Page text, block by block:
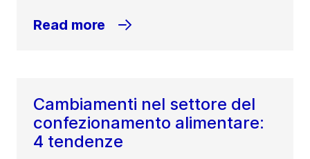
Read more
Cambiamenti nel settore del
confezionamento alimentare:
4 tendenze